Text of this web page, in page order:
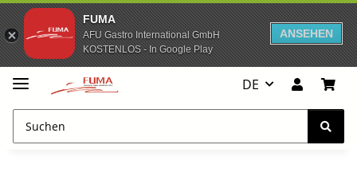
FUMA
AFU Gastro International GmbH
KOSTENLOS - In Google Play
ANSEHEN
DE